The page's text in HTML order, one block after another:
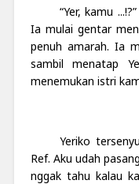
“Yer, kamu
Ia mulai gentar
penuh amarah. Ia
sambil menatap
menemukan istri
Yeriko
Ref. Aku udah
nggak tahu kalau